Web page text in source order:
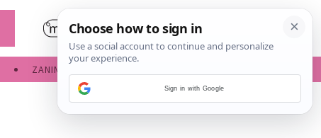
ZANIMLJIVOSTI
Sign in with Google